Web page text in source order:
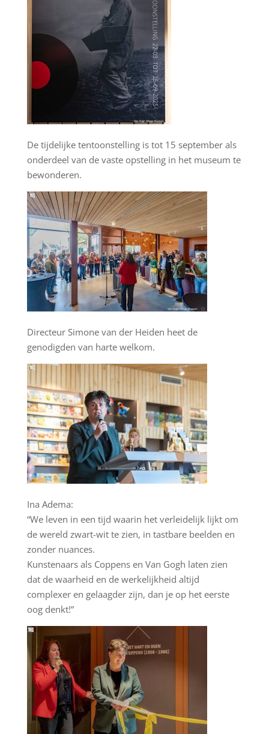
De tijdelijke tentoonstelling is tot 15 september als
onderdeel van de vaste opstelling in het museum te
bewonderen.
Directeur Simone van der Heiden heet de
genodigden van harte welkom.
Ina Adema:
“We leven in een tijd waarin het verleidelijk lijkt om
de wereld zwart-wit te zien, in tastbare beelden en
zonder nuances.
Kunstenaars als Coppens en Van Gogh laten zien
dat de waarheid en de werkelijkheid altijd
complexer en gelaagder zijn, dan je op het eerste
oog denkt!”